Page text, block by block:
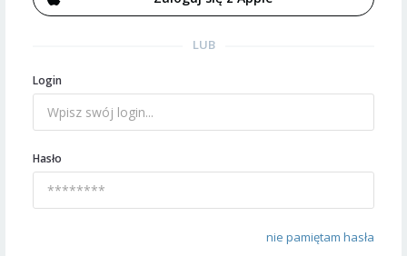
LUB
Login
Hasło
nie pamiętam hasła